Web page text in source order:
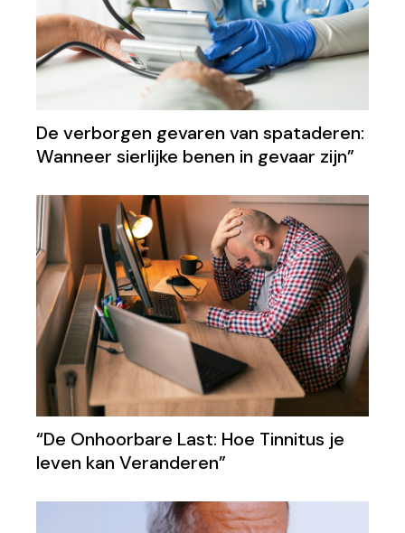
De verborgen gevaren van spataderen:
Wanneer sierlijke benen in gevaar zijn”
“De Onhoorbare Last: Hoe Tinnitus je
leven kan Veranderen”